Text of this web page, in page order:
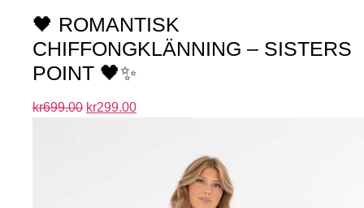
🖤 ROMANTISK
CHIFFONGKLÄNNING – SISTERS
POINT 🖤✨
kr699.00 kr299.00